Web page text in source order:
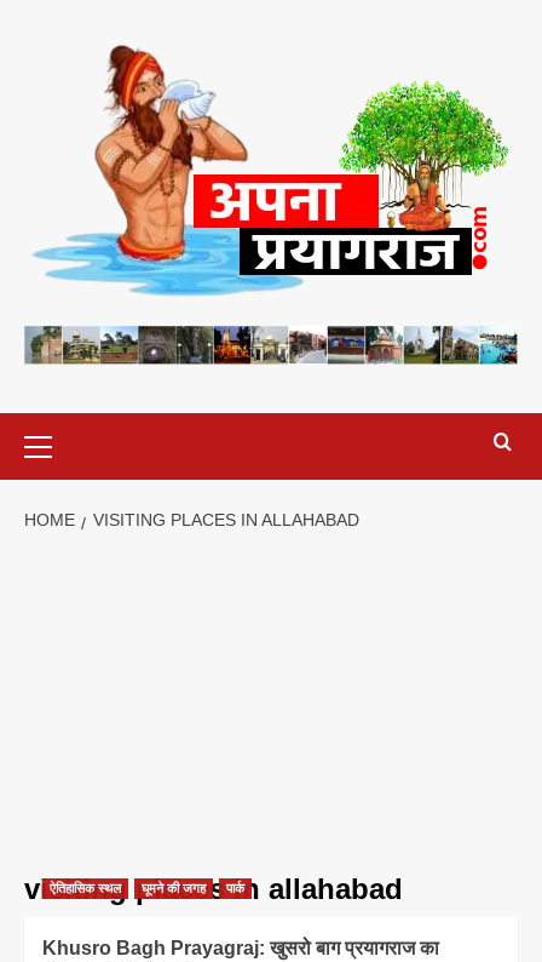
Menu
HOME VISITING PLACES IN ALLAHABAD
visiting places in allahabad
ऐतिहासिक स्थल घूमने की जगह पार्क
Khusro Bagh Prayagraj: खुसरो बाग प्रयागराज का